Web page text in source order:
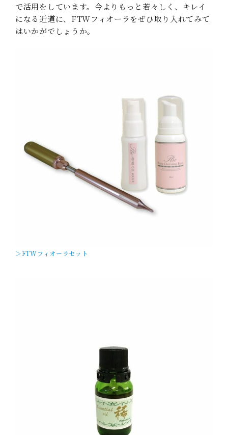
で活用をしています。今よりもっと若々しく、キレイ
になる近道に、FTWフィオーラをぜひ取り入れてみて
はいかがでしょうか。
＞FTWフィオーラセット